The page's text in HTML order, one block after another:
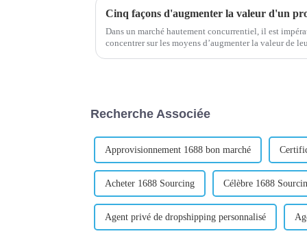
Cinq façons d'augmenter la valeur d'un
Dans un marché hautement concurrentiel, il est
concentrer sur les moyens d’augmenter la valeur de leurs produits.
Recherche Associée
Approvisionnement 1688 bon marché
Acheter 1688 Sourcing Célèbre 1688
Agent privé de dropshipping personnalisé